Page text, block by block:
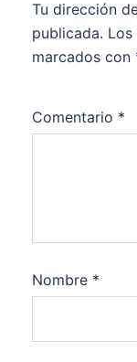
Tu dirección
publicada.
marcados con
Comentario *
Nombre *